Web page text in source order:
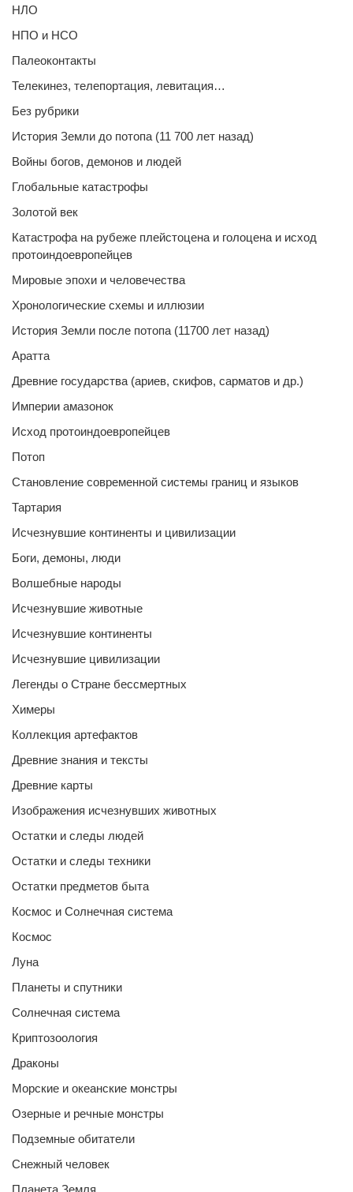
НЛО
НПО и НСО
Палеоконтакты
Телекинез, телепортация, левитация…
Без рубрики
История Земли до потопа (11 700 лет назад)
Войны богов, демонов и людей
Глобальные катастрофы
Золотой век
Катастрофа на рубеже плейстоцена и голоцена и исход
протоиндоевропейцев
Мировые эпохи и человечества
Хронологические схемы и иллюзии
История Земли после потопа (11700 лет назад)
Аратта
Древние государства (ариев, скифов, сарматов и др.)
Империи амазонок
Исход протоиндоевропейцев
Потоп
Становление современной системы границ и языков
Тартария
Исчезнувшие континенты и цивилизации
Боги, демоны, люди
Волшебные народы
Исчезнувшие животные
Исчезнувшие континенты
Исчезнувшие цивилизации
Легенды о Стране бессмертных
Химеры
Коллекция артефактов
Древние знания и тексты
Древние карты
Изображения исчезнувших животных
Остатки и следы людей
Остатки и следы техники
Остатки предметов быта
Космос и Солнечная система
Космос
Луна
Планеты и спутники
Солнечная система
Криптозоология
Драконы
Морские и океанские монстры
Озерные и речные монстры
Подземные обитатели
Снежный человек
Планета Земля